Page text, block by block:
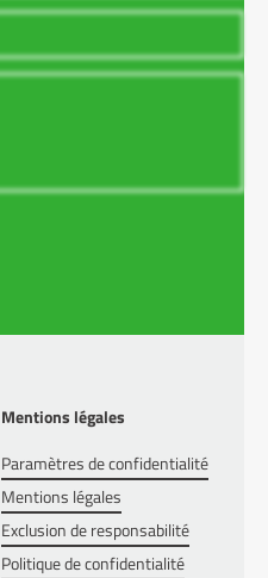
Mentions légales
Paramètres de confidentialité
Mentions légales
Exclusion de responsabilité
Politique de confidentialité